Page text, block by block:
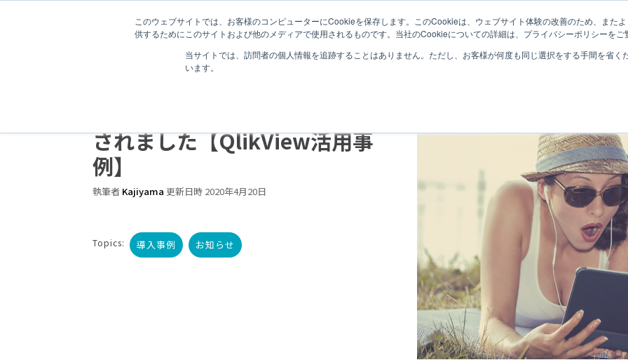
このウェブサイトでは、お客様のコンピューターにCookieを保存します。このCookieは、ウェブサイト体験の改善のため、また
供するためにこのサイトおよび他のメディアで使用されるものです。当社のCookieについての詳細は、プライバシーポリシーをご
当サイトでは、訪問者の個人情報を追跡することはありません。ただし、お客様が何度も同じ選択をする手間を省
います。
されました【QlikView活用事
例】
執筆者 Kajiyama 更新日時 2020年4月20日
Topics: 導入事例 お知らせ